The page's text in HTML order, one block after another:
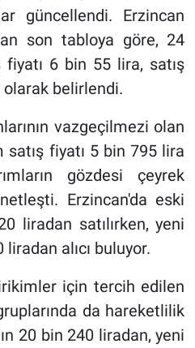
güncellendi. Erzincan
son tabloya göre, 24
fiyatı 6 bin 55 lira, satış
olarak belirlendi.
vazgeçilmezi olan
fiyatı 5 bin 795 lira
gözdesi çeyrek
Erzincan'da eski
liradan satılırken, yeni
alıcı buluyor.
için tercih edilen
da hareketlilik
20 bin 240 liradan, yeni